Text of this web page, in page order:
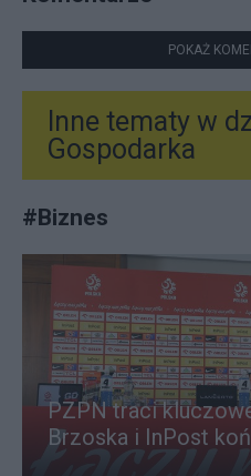
POKAŻ
Inne tematy w
Gospodarka
#Biznes
PZPN traci
Brzoska i InPost